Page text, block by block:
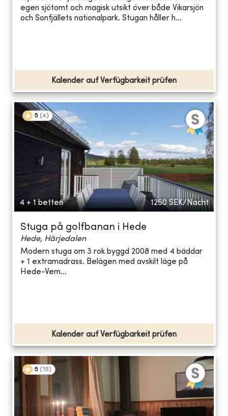
egen sjötomt och magisk utsikt över både Vikarsjön
och Sonfjällets nationalpark. Stugan håller h...
Kalender auf Verfügbarkeit prüfen
5 (4)
4 + 1 betten 1250 SEK/Nacht
Stuga på golfbanan i Hede
Hede, Härjedalen
Modern stuga om 3 rok byggd 2008 med 4 bäddar
+ 1 extramadrass. Belägen med avskilt läge på
Hede-Vem...
Kalender auf Verfügbarkeit prüfen
5 (15)